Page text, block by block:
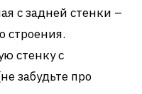
с задней стенки –
строения.
стенку с
забудьте про